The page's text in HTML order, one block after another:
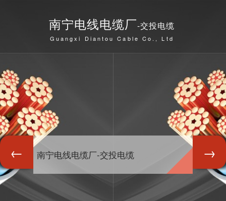
南宁电线电缆厂-交投电缆
Guangxi Diantou Cable Co., Ltd
南宁电线电缆厂-交投电缆